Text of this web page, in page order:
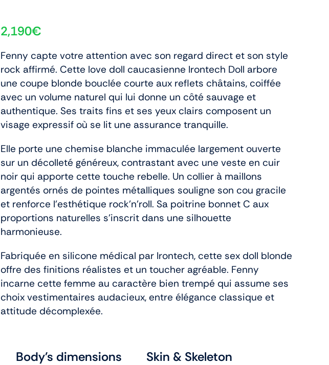
2,190€
Fenny capte votre attention avec son regard direct et son style
rock affirmé. Cette love doll caucasienne Irontech Doll arbore
une coupe blonde bouclée courte aux reflets châtains, coiffée
avec un volume naturel qui lui donne un côté sauvage et
authentique. Ses traits fins et ses yeux clairs composent un
visage expressif où se lit une assurance tranquille.
Elle porte une chemise blanche immaculée largement ouverte
sur un décolleté généreux, contrastant avec une veste en cuir
noir qui apporte cette touche rebelle. Un collier à maillons
argentés ornés de pointes métalliques souligne son cou gracile
et renforce l’esthétique rock’n’roll. Sa poitrine bonnet C aux
proportions naturelles s’inscrit dans une silhouette
harmonieuse.
Fabriquée en silicone médical par Irontech, cette sex doll blonde
offre des finitions réalistes et un toucher agréable. Fenny
incarne cette femme au caractère bien trempé qui assume ses
choix vestimentaires audacieux, entre élégance classique et
attitude décomplexée.
Body's dimensions Skin & Skeleton